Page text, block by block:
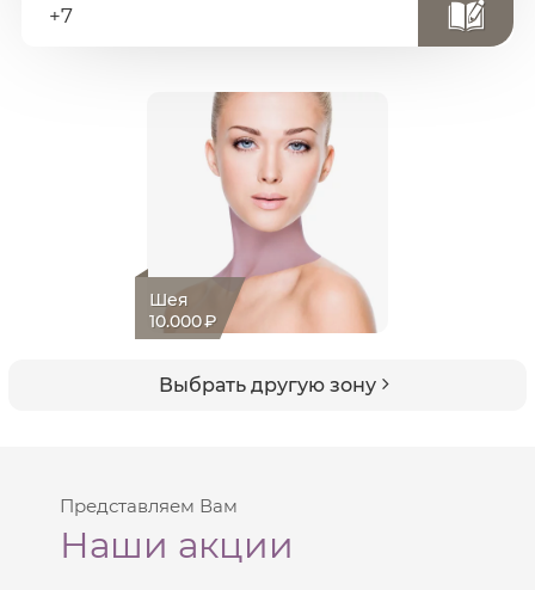
+7
Шея
10.000₽
Выбрать другую зону
Представляем Вам
Наши акции